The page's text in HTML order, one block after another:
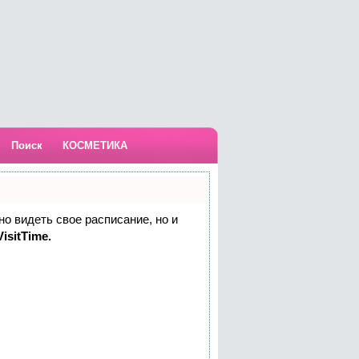
Поиск КОСМЕТИКА
видеть свое расписание, но и